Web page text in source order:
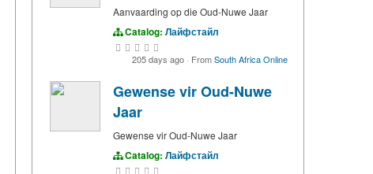
Aanvaarding op die Oud-Nuwe Jaar
Catalog: Лайфстайл
205 days ago · FromSouth Africa Online
Gewense vir Oud-Nuwe
Jaar
Gewense vir Oud-Nuwe Jaar
Catalog: Лайфстайл